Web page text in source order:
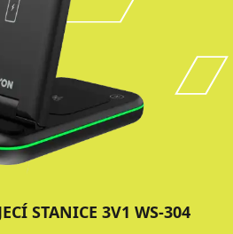
STANICE 3V1 WS-304